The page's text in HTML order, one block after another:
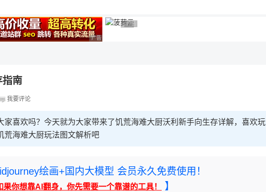
，理性选择 广告 商业广告，理性选择
广告 商业广告，理性选择
广告 商业广告，理性选择
指南
我要评论
家喜欢吗？今天就为大家带来了饥荒海难大厨沃利新手向生存详解，喜欢玩
荒海难大厨玩法图文解析吧
绘画+国内大模型 会员永久免费使用！
果你想靠AI翻身，你先需要一个靠谱的工具！ 】